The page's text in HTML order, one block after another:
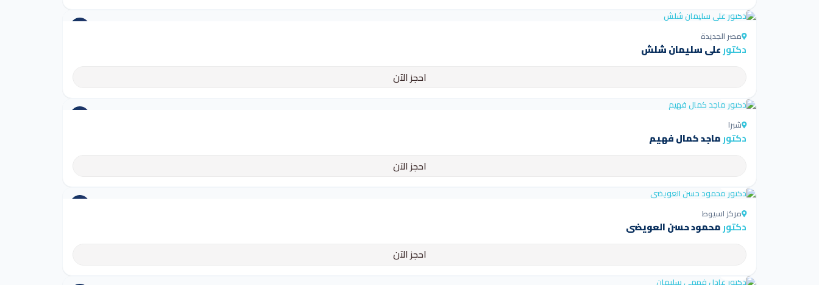
مصر الجديدة
دكتورعلي سليمان شلش
احجز الآن
شبرا
دكتورماجد كمال فهيم
احجز الآن
مركز اسيوط
دكتورمحمود حسن العويضي
احجز الآن